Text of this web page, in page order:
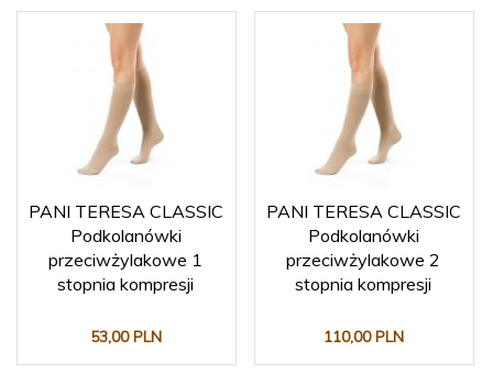
PANI TERESA CLASSIC
Podkolanówki
przeciwżylakowe 1
stopnia kompresji
53,00 PLN
PANI TERESA CLASSIC
Podkolanówki
przeciwżylakowe 2
stopnia kompresji
110,00 PLN